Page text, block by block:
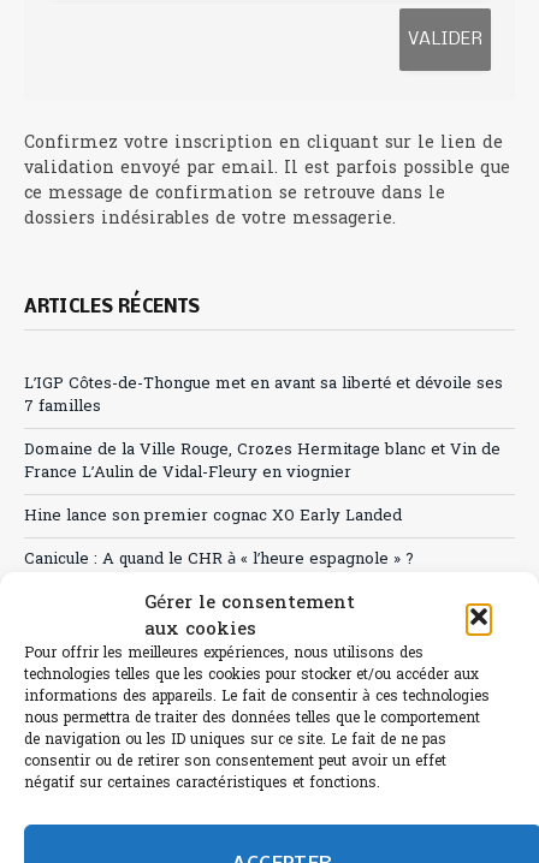
Gérer le consentement
aux cookies
Pour offrir les meilleures expériences, nous utilisons des
technologies telles que les cookies pour stocker et/ou accéder aux
informations des appareils. Le fait de consentir à ces technologies
nous permettra de traiter des données telles que le comportement
de navigation ou les ID uniques sur ce site. Le fait de ne pas
consentir ou de retirer son consentement peut avoir un effet
négatif sur certaines caractéristiques et fonctions.
Confirmez votre inscription en cliquant sur le lien de
validation envoyé par email. Il est parfois possible que
ce message de confirmation se retrouve dans le
dossiers indésirables de votre messagerie.
ARTICLES RÉCENTS
L’IGP Côtes-de-Thongue met en avant sa liberté et dévoile ses
7 familles
Domaine de la Ville Rouge, Crozes Hermitage blanc et Vin de
France L’Aulin de Vidal-Fleury en viognier
Hine lance son premier cognac XO Early Landed
Canicule : A quand le CHR à « l’heure espagnole » ?
Sélection de rosés 2026
L'abus d'alcool est dangereux pour la santé.
Sachez consommer avec modération.
©paris-bistro 2026 Paris-bistro.com est une publication 100%